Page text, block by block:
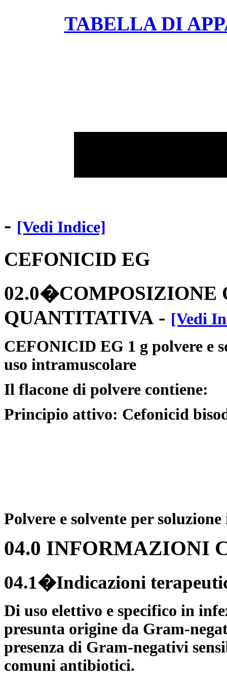
TABELLA DI
- [Vedi Indice]
CEFONICID EG
02.0�COMPOSIZIONE
QUANTITATIVA - [Vedi
CEFONICID EG 1 g polvere e
uso intramuscolare
Il flacone di polvere contiene:
Principio attivo: Cefonicid
Polvere e solvente per
04.0 INFORMAZIONI
04.1�Indicazioni
Di uso elettivo e specifico in
presunta origine da Gram-
presenza di Gram-negativi
comuni antibiotici.